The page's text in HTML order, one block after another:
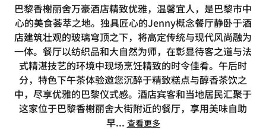
巴黎香榭丽舍万豪酒店精致优雅，温馨宜人，是巴黎市中
心的美食荟萃之地。独具匠心的Jenny概念餐厅静卧于酒
店建筑壮观的玻璃穹顶之下，将高定传统与现代风尚融为
一体。餐厅以纺织品和大自然为师，在彰显待客之道与法
式精湛技艺的环境中现场烹饪精致的时令佳肴。午后时
分，特色下午茶体验邀您沉醉于精致糕点与醇香茶饮之
中，尽享优雅的巴黎仪式感。酒店宾客和当地居民汇聚于
这家位于巴黎香榭丽舍大街附近的餐厅，享用美味自助
早... 查看更多